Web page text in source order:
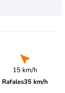
15 km/h
Rafales35 km/h